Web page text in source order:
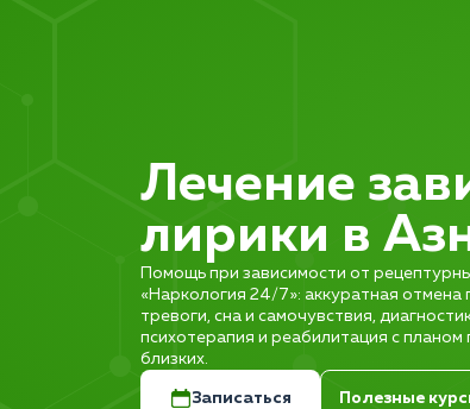
Лечение
лирики в
Помощь при зависимости от
«Наркология 24/7»: аккуратная
тревоги, сна и самочувствия,
психотерапия и реабилитация с
близких.
Записаться Полезные